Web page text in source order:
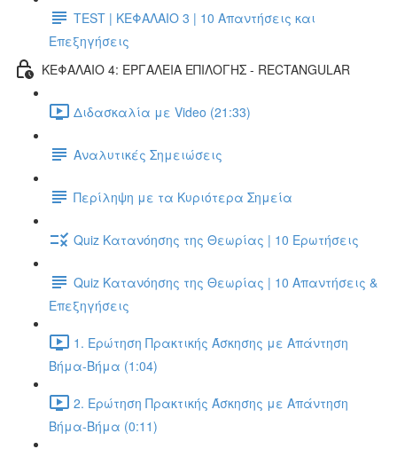
TEST | ΚΕΦΑΛΑΙΟ 3 | 10 Απαντήσεις και
Επεξηγήσεις
ΚΕΦΑΛΑΙΟ 4: ΕΡΓΑΛΕΙΑ ΕΠΙΛΟΓΗΣ - RECTANGULAR
Διδασκαλία με Video (21:33)
Αναλυτικές Σημειώσεις
Περίληψη με τα Κυριότερα Σημεία
Quiz Κατανόησης της Θεωρίας | 10 Ερωτήσεις
Quiz Κατανόησης της Θεωρίας | 10 Απαντήσεις &
Επεξηγήσεις
1. Ερώτηση Πρακτικής Άσκησης με Απάντηση
Βήμα-Βήμα (1:04)
2. Ερώτηση Πρακτικής Άσκησης με Απάντηση
Βήμα-Βήμα (0:11)